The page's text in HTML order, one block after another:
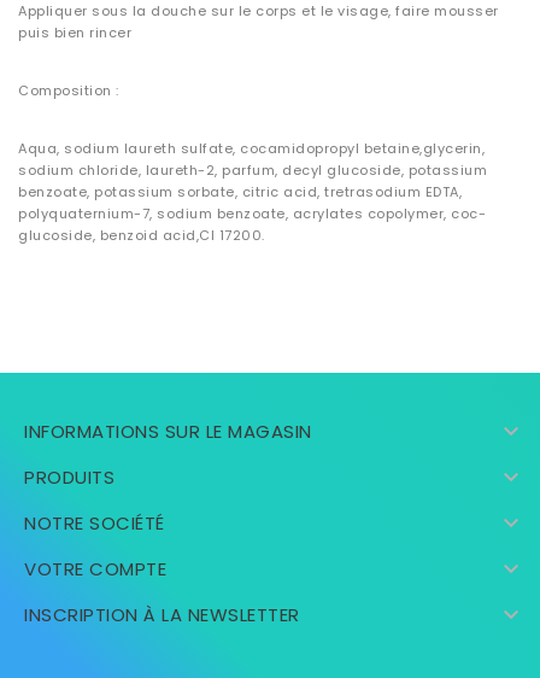
Appliquer sous la douche sur le corps et le visage, faire mousser
puis bien rincer
Composition :
Aqua, sodium laureth sulfate, cocamidopropyl betaine,glycerin,
sodium chloride, laureth-2, parfum, decyl glucoside, potassium
benzoate, potassium sorbate, citric acid, tretrasodium EDTA,
polyquaternium-7, sodium benzoate, acrylates copolymer, coc-
glucoside, benzoid acid,CI 17200.
INFORMATIONS SUR LE MAGASIN 
PRODUITS 
NOTRE SOCIÉTÉ 
VOTRE COMPTE 
INSCRIPTION À LA NEWSLETTER 